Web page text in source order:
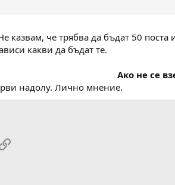
казвам, че трябва да бъдат 50
какви да бъдат те.
Ако не се
надолу. Лично мнение.
Link